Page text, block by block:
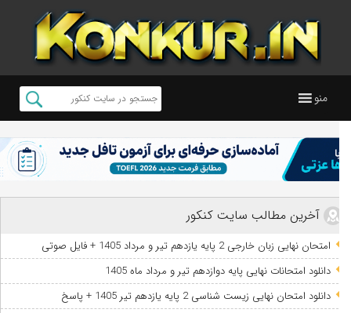
منو
آخرین مطالب سایت کنکور
امتحان نهایی زبان خارجی 2 پایه یازدهم تیر و مرداد 1405 + فایل صوتی
دانلود امتحانات نهایی پایه دوازدهم تیر و مرداد ماه 1405
دانلود امتحان نهایی زیست شناسی 2 پایه یازدهم تیر 1405 + پاسخ